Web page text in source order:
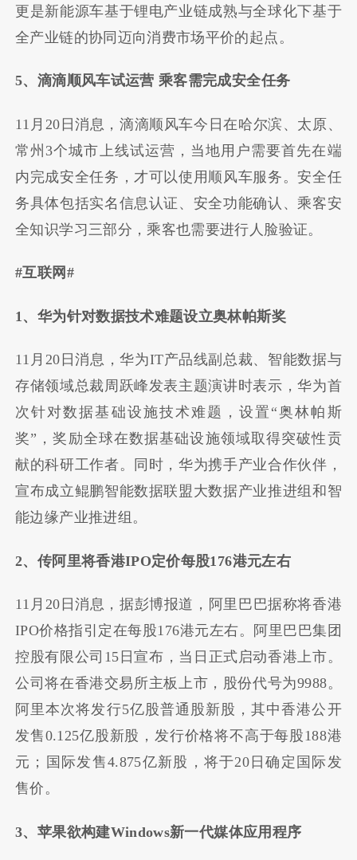
更是新能源车基于锂电产业链成熟与全球化下基于
全产业链的协同迈向消费市场平价的起点。
5、滴滴顺风车试运营 乘客需完成安全任务
11月20日消息，滴滴顺风车今日在哈尔滨、太原、
常州3个城市上线试运营，当地用户需要首先在端
内完成安全任务，才可以使用顺风车服务。安全任
务具体包括实名信息认证、安全功能确认、乘客安
全知识学习三部分，乘客也需要进行人脸验证。
#互联网#
1、华为针对数据技术难题设立奥林帕斯奖
11月20日消息，华为IT产品线副总裁、智能数据与
存储领域总裁周跃峰发表主题演讲时表示，华为首
次针对数据基础设施技术难题，设置“奥林帕斯
奖”，奖励全球在数据基础设施领域取得突破性贡
献的科研工作者。同时，华为携手产业合作伙伴，
宣布成立鲲鹏智能数据联盟大数据产业推进组和智
能边缘产业推进组。
2、传阿里将香港IPO定价每股176港元左右
11月20日消息，据彭博报道，阿里巴巴据称将香港
IPO价格指引定在每股176港元左右。阿里巴巴集团
控股有限公司15日宣布，当日正式启动香港上市。
公司将在香港交易所主板上市，股份代号为9988。
阿里本次将发行5亿股普通股新股，其中香港公开
发售0.125亿股新股，发行价格将不高于每股188港
元；国际发售4.875亿新股，将于20日确定国际发
售价。
3、苹果欲构建Windows新一代媒体应用程序